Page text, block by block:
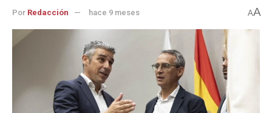
Por Redacción hace 9 meses AA